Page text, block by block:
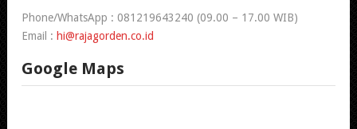
Phone/WhatsApp : 081219643240 (09.00 – 17.00 WIB)
Email : hi@rajagorden.co.id
Google Maps